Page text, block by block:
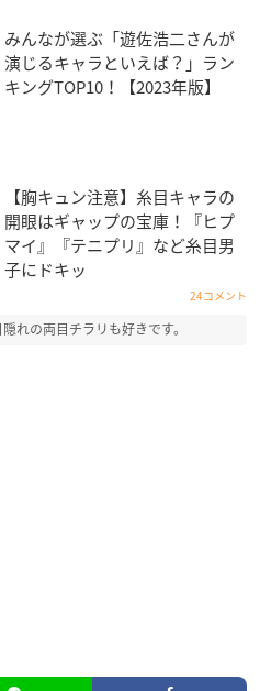
みんなが選ぶ「遊佐浩二さんが
演じるキャラといえば？」ラン
キングTOP10！【2023年版】
【胸キュン注意】糸目キャラの
開眼はギャップの宝庫！『ヒプ
マイ』『テニプリ』など糸目男
子にドキッ
24コメント
れの両目チラリも好きです。